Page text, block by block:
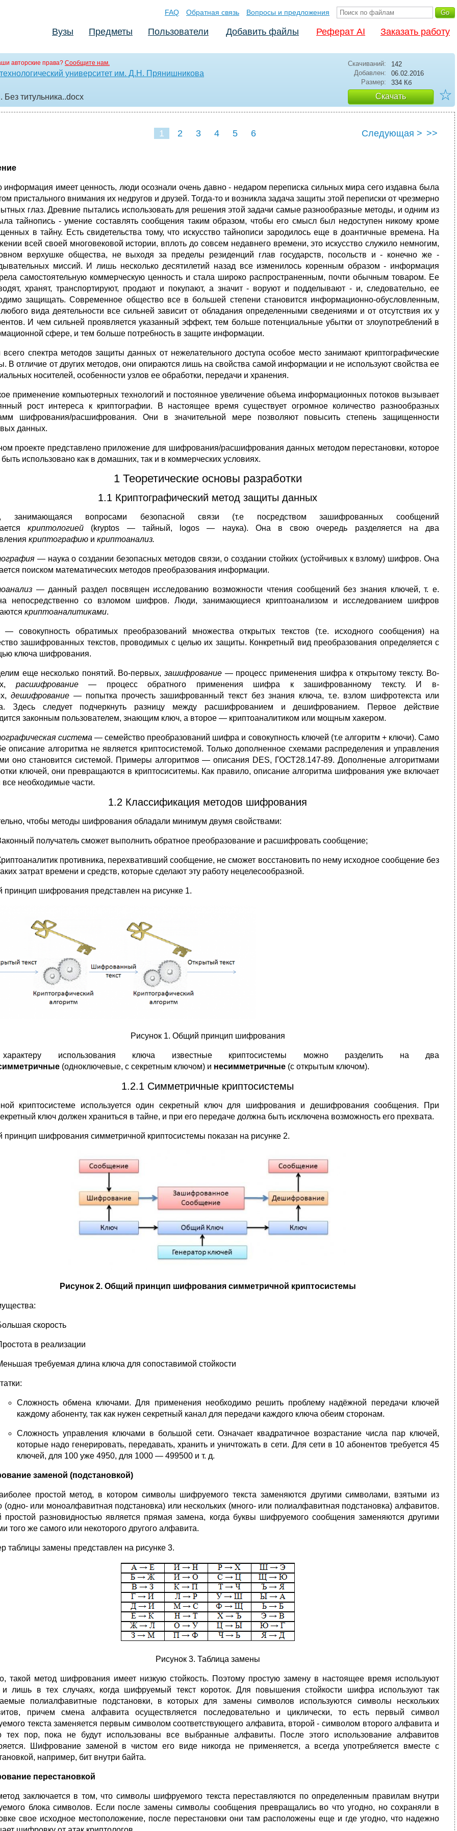
FAQ Обратная связь Вопросы и предложения
Вузы Предметы Пользователи Добавить файлы Реферат AI Заказать работу
авторские права? Сообщите нам.
университет им. Д.Н. Прянишникова
титульника..docx
Скачиваний:
142
Добавлен:
06.02.2016
Размер:
334 Кб
Скачать ☆
1 2 3 4 5 6 Следующая > >>
информация имеет ценность, люди осознали очень давно - недаром переписка сильных мира сего издавна была
пристального внимания их недругов и друзей. Тогда-то и возникла задача защиты этой переписки от чрезмерно
глаз. Древние пытались использовать для решения этой задачи самые разнообразные методы, и одним из
тайнопись - умение составлять сообщения таким образом, чтобы его смысл был недоступен никому кроме
в тайну. Есть свидетельства тому, что искусство тайнописи зародилось еще в доантичные времена. На
всей своей многовековой истории, вплоть до совсем недавнего времени, это искусство служило немногим,
верхушке общества, не выходя за пределы резиденций глав государств, посольств и - конечно же -
миссий. И лишь несколько десятилетий назад все изменилось коренным образом - информация
самостоятельную коммерческую ценность и стала широко распространенным, почти обычным товаром. Ее
хранят, транспортируют, продают и покупают, а значит - воруют и подделывают - и, следовательно, ее
защищать. Современное общество все в большей степени становится информационно-обусловленным,
вида деятельности все сильней зависит от обладания определенными сведениями и от отсутствия их у
И чем сильней проявляется указанный эффект, тем больше потенциальные убытки от злоупотреблений в
сфере, и тем больше потребность в защите информации.
спектра методов защиты данных от нежелательного доступа особое место занимают криптографические
В отличие от других методов, они опираются лишь на свойства самой информации и не используют свойства ее
носителей, особенности узлов ее обработки, передачи и хранения.
применение компьютерных технологий и постоянное увеличение объема информационных потоков вызывает
рост интереса к криптографии. В настоящее время существует огромное количество разнообразных
шифрования/расшифрования. Они в значительной мере позволяют повысить степень защищенности
данных.
проекте представлено приложение для шифрования/расшифрования данных методом перестановки, которое
использовано как в домашних, так и в коммерческих условиях.
1 Теоретические основы разработки
1.1 Криптографический метод защиты данных
занимающаяся вопросами безопасной связи (т.е посредством зашифрованных сообщений
криптологией (kryptos — тайный, logos — наука). Она в свою очередь разделяется на два
криптографию и криптоанализ.
— наука о создании безопасных методов связи, о создании стойких (устойчивых к взлому) шифров. Она
поиском математических методов преобразования информации.
— данный раздел посвящен исследованию возможности чтения сообщений без знания ключей, т. е.
непосредственно со взломом шифров. Люди, занимающиеся криптоанализом и исследованием шифров
криптоаналитиками.
— совокупность обратимых преобразований множества открытых текстов (т.е. исходного сообщения) на
зашифрованных текстов, проводимых с целью их защиты. Конкретный вид преобразования определяется с
ключа шифрования.
еще несколько понятий. Во-первых,зашифрование — процесс применения шифра к открытому тексту. Во-
расшифрование— процесс обратного применения шифра к зашифрованному тексту. И в-
дешифрование — попытка прочесть зашифрованный текст без знания ключа, т.е. взлом шифротекста или
Здесь следует подчеркнуть разницу между расшифрованием и дешифрованием. Первое действие
законным пользователем, знающим ключ, а второе — криптоаналитиком или мощным хакером.
система — семейство преобразований шифра и совокупность ключей (т.е алгоритм + ключи). Само
описание алгоритма не является криптосистемой. Только дополненное схемами распределения и управления
оно становится системой. Примеры алгоритмов — описания DES, ГОСТ28.147-89. Дополненые алгоритмами
ключей, они превращаются в криптосиситемы. Как правило, описание алгоритма шифрования уже включает
все необходимые части.
1.2 Классификация методов шифрования
чтобы методы шифрования обладали минимум двумя свойствами:
получатель сможет выполнить обратное преобразование и расшифровать сообщение;
противника, перехвативший сообщение, не сможет восстановить по нему исходное сообщение без
затрат времени и средств, которые сделают эту работу нецелесообразной.
шифрования представлен на рисунке 1.
Рисунок 1. Общий принцип шифрования
использования ключа известные криптосистемы можно разделить на два
(одноключевые, с секретным ключом) и несимметричные (с открытым ключом).
1.2.1 Симметричные криптосистемы
криптосистеме используется один секретный ключ для шифрования и дешифрования сообщения. При
ключ должен храниться в тайне, и при его передаче должна быть исключена возможность его прехвата.
шифрования симметричной криптосистемы показан на рисунке 2.
Рисунок 2. Общий принцип шифрования симметричной криптосистемы
скорость
в реализации
требуемая длина ключа для сопоставимой стойкости
Сложность обмена ключами. Для применения необходимо решить проблему надёжной передачи ключей
каждому абоненту, так как нужен секретный канал для передачи каждого ключа обеим сторонам.
Сложность управления ключами в большой сети. Означает квадратичное возрастание числа пар ключей,
которые надо генерировать, передавать, хранить и уничтожать в сети. Для сети в 10 абонентов требуется 45
ключей, для 100 уже 4950, для 1000 — 499500 и т. д.
заменой (подстановкой)
простой метод, в котором символы шифруемого текста заменяются другими символами, взятыми из
(одно- или моноалфавитная подстановка) или нескольких (много- или полиалфавитная подстановка) алфавитов.
простой разновидностью является прямая замена, когда буквы шифруемого сообщения заменяются другими
того же самого или некоторого другого алфавита.
таблицы замены представлен на рисунке 3.
Рисунок 3. Таблица замены
такой метод шифрования имеет низкую стойкость. Поэтому простую замену в настоящее время используют
и лишь в тех случаях, когда шифруемый текст короток. Для повышения стойкости шифра используют так
полиалфавитные подстановки, в которых для замены символов используются символы нескольких
причем смена алфавита осуществляется последовательно и циклически, то есть первый символ
текста заменяется первым символом соответствующего алфавита, второй - символом второго алфавита и
тех пор, пока не будут использованы все выбранные алфавиты. После этого использование алфавитов
Шифрование заменой в чистом его виде никогда не применяется, а всегда употребляется вместе с
например, бит внутри байта.
перестановкой
заключается в том, что символы шифруемого текста переставляются по определенным правилам внутри
блока символов. Если после замены символы сообщения превращались во что угодно, но сохраняли в
свое исходное местоположение, после перестановки они там расположены еще и где угодно, что надежно